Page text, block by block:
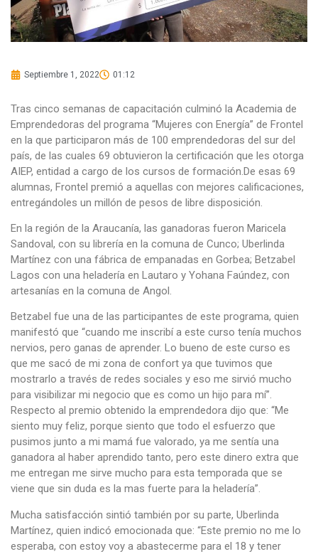
Septiembre 1, 2022 01:12
Tras cinco semanas de capacitación culminó la Academia de
Emprendedoras del programa “Mujeres con Energía” de Frontel
en la que participaron más de 100 emprendedoras del sur del
país, de las cuales 69 obtuvieron la certificación que les otorga
AIEP, entidad a cargo de los cursos de formación.De esas 69
alumnas, Frontel premió a aquellas con mejores calificaciones,
entregándoles un millón de pesos de libre disposición.
En la región de la Araucanía, las ganadoras fueron Maricela
Sandoval, con su librería en la comuna de Cunco; Uberlinda
Martínez con una fábrica de empanadas en Gorbea; Betzabel
Lagos con una heladería en Lautaro y Yohana Faúndez, con
artesanías en la comuna de Angol.
Betzabel fue una de las participantes de este programa, quien
manifestó que “cuando me inscribí a este curso tenía muchos
nervios, pero ganas de aprender. Lo bueno de este curso es
que me sacó de mi zona de confort ya que tuvimos que
mostrarlo a través de redes sociales y eso me sirvió mucho
para visibilizar mi negocio que es como un hijo para mí”.
Respecto al premio obtenido la emprendedora dijo que: “Me
siento muy feliz, porque siento que todo el esfuerzo que
pusimos junto a mi mamá fue valorado, ya me sentía una
ganadora al haber aprendido tanto, pero este dinero extra que
me entregan me sirve mucho para esta temporada que se
viene que sin duda es la mas fuerte para la heladería”.
Mucha satisfacción sintió también por su parte, Uberlinda
Martínez, quien indicó emocionada que: “Este premio no me lo
esperaba, con estoy voy a abastecerme para el 18 y tener